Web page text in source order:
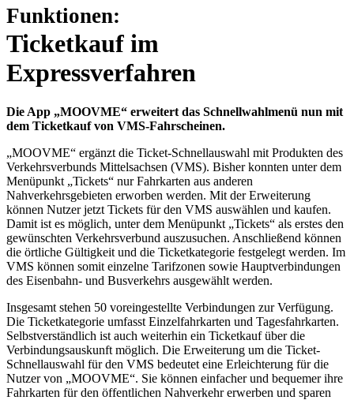
Funktionen:
Ticketkauf im
Expressverfahren
Die App „MOOVME“ erweitert das Schnellwahlmenü nun mit
dem Ticketkauf von VMS-Fahrscheinen.
„MOOVME“ ergänzt die Ticket-Schnellauswahl mit Produkten des
Verkehrsverbunds Mittelsachsen (VMS). Bisher konnten unter dem
Menüpunkt „Tickets“ nur Fahrkarten aus anderen
Nahverkehrsgebieten erworben werden. Mit der Erweiterung
können Nutzer jetzt Tickets für den VMS auswählen und kaufen.
Damit ist es möglich, unter dem Menüpunkt „Tickets“ als erstes den
gewünschten Verkehrsverbund auszusuchen. Anschließend können
die örtliche Gültigkeit und die Ticketkategorie festgelegt werden. Im
VMS können somit einzelne Tarifzonen sowie Hauptverbindungen
des Eisenbahn- und Busverkehrs ausgewählt werden.
Insgesamt stehen 50 voreingestellte Verbindungen zur Verfügung.
Die Ticketkategorie umfasst Einzelfahrkarten und Tagesfahrkarten.
Selbstverständlich ist auch weiterhin ein Ticketkauf über die
Verbindungsauskunft möglich. Die Erweiterung um die Ticket-
Schnellauswahl für den VMS bedeutet eine Erleichterung für die
Nutzer von „MOOVME“. Sie können einfacher und bequemer ihre
Fahrkarten für den öffentlichen Nahverkehr erwerben und sparen